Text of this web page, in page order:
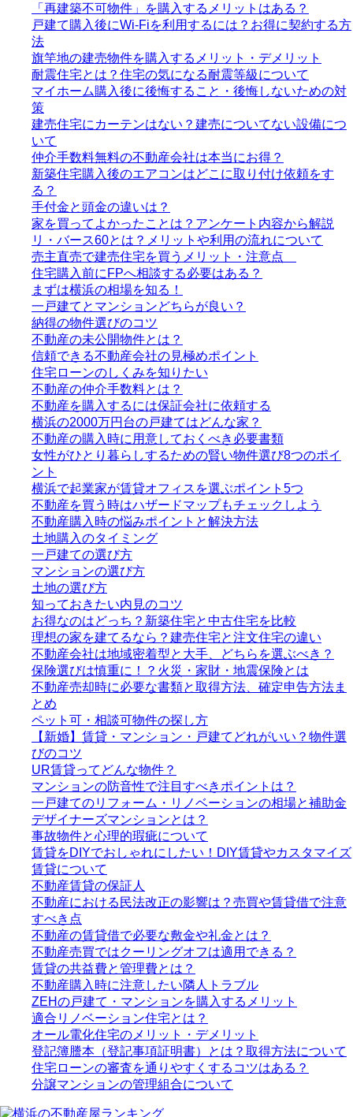
「再建築不可物件」を購入するメリットはある？
戸建て購入後にWi-Fiを利用するには？お得に契約する方
法
旗竿地の建売物件を購入するメリット・デメリット
耐震住宅とは？住宅の気になる耐震等級について
マイホーム購入後に後悔すること・後悔しないための対
策
建売住宅にカーテンはない？建売についてない設備につ
いて
仲介手数料無料の不動産会社は本当にお得？
新築住宅購入後のエアコンはどこに取り付け依頼をす
る？
手付金と頭金の違いは？
家を買ってよかったことは？アンケート内容から解説
リ・バース60とは？メリットや利用の流れについて
売主直売で建売住宅を買うメリット・注意点
住宅購入前にFPへ相談する必要はある？
まずは横浜の相場を知る！
一戸建てとマンションどちらが良い？
納得の物件選びのコツ
不動産の未公開物件とは？
信頼できる不動産会社の見極めポイント
住宅ローンのしくみを知りたい
不動産の仲介手数料とは？
不動産を購入するには保証会社に依頼する
横浜の2000万円台の戸建てはどんな家？
不動産の購入時に用意しておくべき必要書類
女性がひとり暮らしするための賢い物件選び8つのポイ
ント
横浜で起業家が賃貸オフィスを選ぶポイント5つ
不動産を買う時はハザードマップもチェックしよう
不動産購入時の悩みポイントと解決方法
土地購入のタイミング
一戸建ての選び方
マンションの選び方
土地の選び方
知っておきたい内見のコツ
お得なのはどっち？新築住宅と中古住宅を比較
理想の家を建てるなら？建売住宅と注文住宅の違い
不動産会社は地域密着型と大手、どちらを選ぶべき？
保険選びは慎重に！？火災・家財・地震保険とは
不動産売却時に必要な書類と取得方法、確定申告方法ま
とめ
ペット可・相談可物件の探し方
【新婚】賃貸・マンション・戸建てどれがいい？物件選
びのコツ
UR賃貸ってどんな物件？
マンションの防音性で注目すべきポイントは？
一戸建てのリフォーム・リノベーションの相場と補助金
デザイナーズマンションとは？
事故物件と心理的瑕疵について
賃貸をDIYでおしゃれにしたい！DIY賃貸やカスタマイズ
賃貸について
不動産賃貸の保証人
不動産における民法改正の影響は？売買や賃貸借で注意
すべき点
不動産の賃貸借で必要な敷金や礼金とは？
不動産売買ではクーリングオフは適用できる？
賃貸の共益費と管理費とは？
不動産購入時に注意したい隣人トラブル
ZEHの戸建て・マンションを購入するメリット
適合リノベーション住宅とは？
オール電化住宅のメリット・デメリット
登記簿謄本（登記事項証明書）とは？取得方法について
住宅ローンの審査を通りやすくするコツはある？
分譲マンションの管理組合について